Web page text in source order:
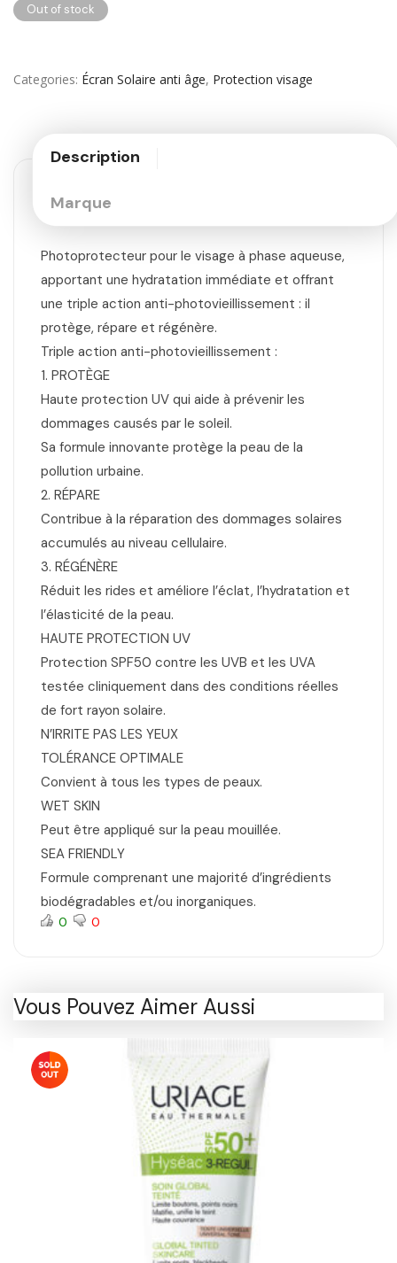
Out of stock
Categories Écran Solaire anti âge, Protection visage
Description
Marque
Photoprotecteur pour le visage à phase aqueuse,
apportant une hydratation immédiate et offrant
une triple action anti-photovieillissement : il
protège, répare et régénère.
Triple action anti-photovieillissement :
1. PROTÈGE
Haute protection UV qui aide à prévenir les
dommages causés par le soleil.
Sa formule innovante protège la peau de la
pollution urbaine.
2. RÉPARE
Contribue à la réparation des dommages solaires
accumulés au niveau cellulaire.
3. RÉGÉNÈRE
Réduit les rides et améliore l’éclat, l’hydratation et
l’élasticité de la peau.
HAUTE PROTECTION UV
Protection SPF50 contre les UVB et les UVA
testée cliniquement dans des conditions réelles
de fort rayon solaire.
N’IRRITE PAS LES YEUX
TOLÉRANCE OPTIMALE
Convient à tous les types de peaux.
WET SKIN
Peut être appliqué sur la peau mouillée.
SEA FRIENDLY
Formule comprenant une majorité d’ingrédients
biodégradables et/ou inorganiques.
0 0
Vous Pouvez Aimer Aussi